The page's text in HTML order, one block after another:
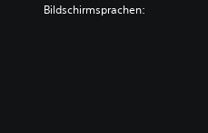
Bildschirmsprachen: